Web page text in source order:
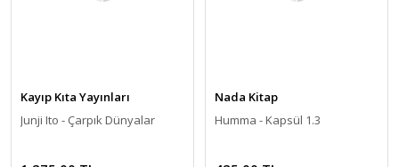
Kayıp Kıta Yayınları
Junji Ito - Çarpık Dünyalar
Nada Kitap
Humma - Kapsül 1.3